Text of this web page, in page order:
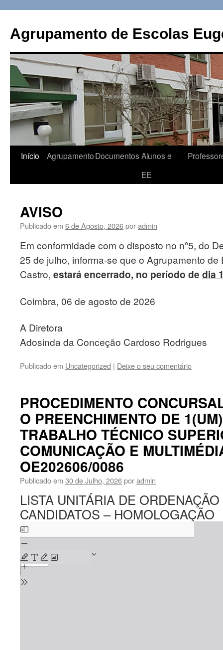
o
conteúdo
Agrupamento de Escolas
Início AgrupamentoDocumentos Alunos e
EE
AVISO
Publicado em 6 de Agosto, 2026poradmin
Em conformidade com o disposto no nº5, do
25 de julho, informa-se que o Agrupamento
Castro, estará encerrado, no período de dia
Coimbra, 06 de agosto de 2026
A Diretora
Adosinda da Conceção Cardoso Rodrigues
Publicado em Uncategorized | Deixe o seu comentário
PROCEDIMENTO
O PREENCHIMENTO DE
TRABALHO TÉCNICO
COMUNICAÇÃO E
OE202606/0086
Publicado em 30 de Julho, 2026poradmin
LISTA UNITÁRIA DE
CANDIDATOS – HOMOLOGAÇÃO
Skip
to
PDF
content